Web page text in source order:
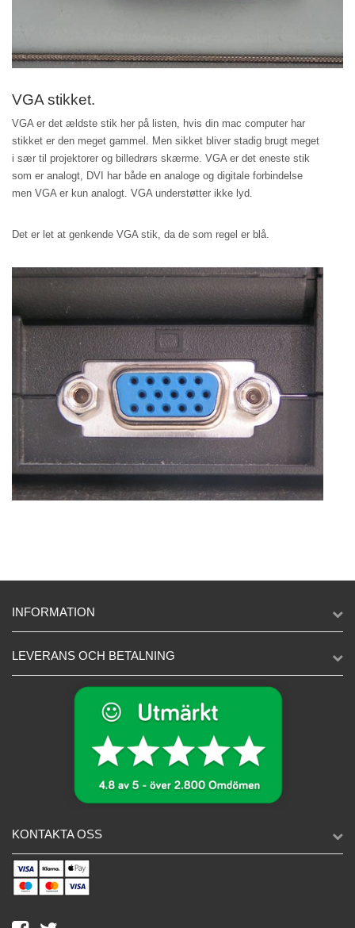
VGA stikket.
VGA er det ældste stik her på listen, hvis din mac computer har
stikket er den meget gammel. Men sikket bliver stadig brugt meget
i sær til projektorer og billedrørs skærme. VGA er det eneste stik
som er analogt, DVI har både en analoge og digitale forbindelse
men VGA er kun analogt. VGA understøtter ikke lyd.
Det er let at genkende VGA stik, da de som regel er blå.
INFORMATION
LEVERANS OCH BETALNING
KONTAKTA OSS